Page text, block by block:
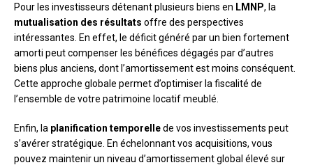
Pour les investisseurs détenant plusieurs biens en LMNP, la
mutualisation des résultats offre des perspectives
intéressantes. En effet, le déficit généré par un bien fortement
amorti peut compenser les bénéfices dégagés par d’autres
biens plus anciens, dont l’amortissement est moins conséquent.
Cette approche globale permet d’optimiser la fiscalité de
l’ensemble de votre patrimoine locatif meublé.
Enfin, la planification temporellede vos investissements peut
s’avérer stratégique. En échelonnant vos acquisitions, vous
pouvez maintenir un niveau d’amortissement global élevé sur